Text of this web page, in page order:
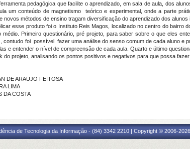
pedagógica que facilite o aprendizado, em sala de aula, dos
um conteúdo de magnetismo teórico e experimental, onde a parte
novos métodos de ensino tragam diversificação do aprendizado dos alunos
esse produto foi o Instituto Reis Magos, localizado no centro do bairro
médio. Primeiro questionário, pré projeto, para saber sobre o que eles
contudo foi possível fazer uma análise do senso comum de cada aluno e
e entender o nível de compreensão de cada aula. Quarto e último
do projeto, analisando os pontos positivos e negativos para que possa
DE ARAUJO FEITOSA
LIMA
DA COSTA
de Tecnologia da Informação - (84) 3342 2210 | Copyright © 2006-